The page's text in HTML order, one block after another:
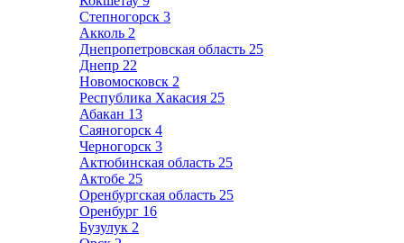
Степногорск 3
Акколь 2
Днепропетровская область 25
Днепр 22
Новомосковск 2
Республика Хакасия 25
Абакан 13
Саяногорск 4
Черногорск 3
Актюбинская область 25
Актобе 25
Оренбургская область 25
Оренбург 16
Бузулук 2